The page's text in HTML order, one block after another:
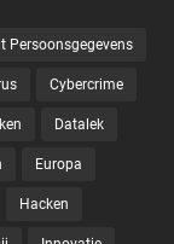
Persoonsgegevens
Cybercrime
Datalek
Europa
Hacken